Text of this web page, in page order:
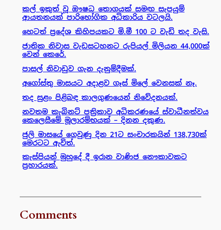
කල් ඉකුත් වූ ඖෂධ තොගයක් සමඟ සැපයුම්
ආයතනයක් පාරිභෝගික අධිකාරිය වටලයි.
හෙටත් ප්‍රදේශ කිහිපයකට මි.මී 100 ට වැඩි තද වැසි.
ජාතික නිවාස වැඩසටහනට රුපියල් මිලියන 44,000ක්
වෙන් කෙරේ.
පාසල් නිවාඩුව ගැන දැනුම්දීමක්.
අගෝස්තු මාසයට අදාළව ගෑස් මිලේ වෙනසක් නෑ.
තද සුළං පිළිබඳ කාලගුණයෙන් නිවේදනයක්.
නවතම කැබිනට් පත්‍රිකාව අධිකරණයේ ස්වාධීනත්වය
කෙලෙසීමේ මූලාරම්භයක් – දිනන දකුණ.
ජුලි මාසයේ ගෙවුණු දින 21ට සංචාරකයින් 138,730ක්
මෙරටට ඇවිත්.
කැස්පියන් මුහුදේ දී ඉරාන වාණිජ නෞකාවකට
ප්‍රහාරයක්.
Comments